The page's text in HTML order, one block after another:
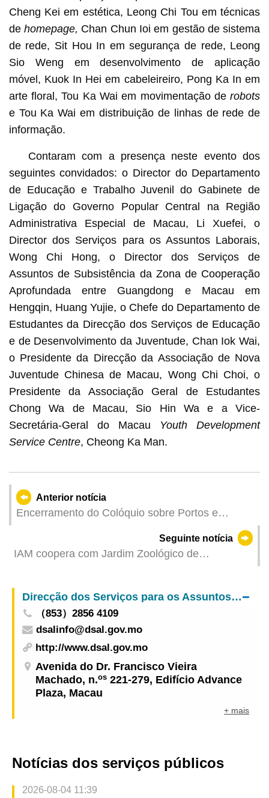
Cheng Kei em estética, Leong Chi Tou em técnicas
dehomepage, Chan Chun Ioi em gestão de sistema
de rede, Sit Hou In em segurança de rede, Leong
Sio Weng em desenvolvimento de aplicação
móvel, Kuok In Hei em cabeleireiro, Pong Ka In em
arte floral, Tou Ka Wai em movimentação derobots
e Tou Ka Wai em distribuição de linhas de rede de
informação.
Contaram com a presença neste evento dos
seguintes convidados: o Director do Departamento
de Educação e Trabalho Juvenil do Gabinete de
Ligação do Governo Popular Central na Região
Administrativa Especial de Macau, Li Xuefei, o
Director dos Serviços para os Assuntos Laborais,
Wong Chi Hong, o Director dos Serviços de
Assuntos de Subsistência da Zona de Cooperação
Aprofundada entre Guangdong e Macau em
Hengqin, Huang Yujie, o Chefe do Departamento de
Estudantes da Direcção dos Serviços de Educação
e de Desenvolvimento da Juventude, Chan Iok Wai,
o Presidente da Direcção da Associação de Nova
Juventude Chinesa de Macau, Wong Chi Choi, o
Presidente da Associação Geral de Estudantes
Chong Wa de Macau, Sio Hin Wa e a Vice-
Secretária-Geral do Macau Youth Development
Service Centre, Cheong Ka Man.
Anterior notícia
Encerramento do Colóquio sobre Portos e
Logística na Era Digital para os Países de Língua
Portuguesa para mais experiência da inovação
na Grande Baía Guangdong-Hong Kong-Macau
Seguinte notícia
IAM coopera com Jardim Zoológico de
Direcção dos Serviços para os Assuntos Laborais
（853）2856 4109
dsalinfo@dsal.gov.mo
http://www.dsal.gov.mo
Avenida do Dr. Francisco Vieira
Machado, n.os 221-279, Edifício Advance
Plaza, Macau
+ mais
Notícias dos serviços públicos
2026-08-04 11:39